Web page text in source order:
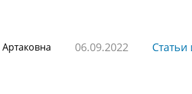
06.09.2022 Статьи